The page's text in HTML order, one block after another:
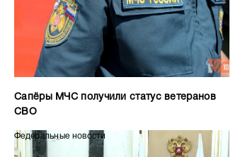
Сапёры МЧС получили статус ветеранов
СВО
Федеральные новости